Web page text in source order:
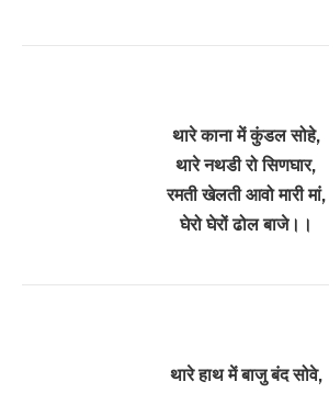
थारे काना में कुंडल सोहे,
थारे नथडी रो सिण‌घार,
रमती खेलती आवो मारी मां,
घेरो घेरों ढोल बाजे।।
थारे हाथ में बाजु बंद सोवे,